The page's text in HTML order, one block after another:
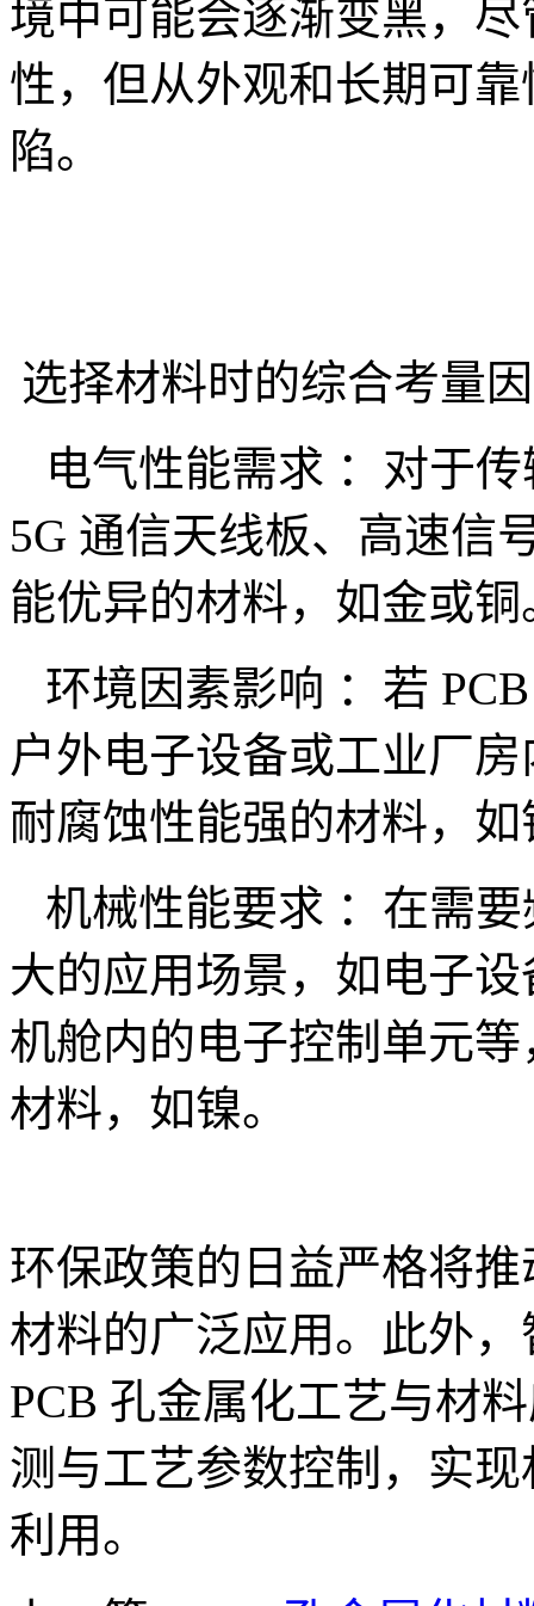
境中可能会逐渐变黑，
性，但从外观和长期可
陷。
选择材料时的综合考量
电气性能需求 ：对于
5G 通信天线板、高速信
能优异的材料，如金或铜
环境因素影响 ：若
户外电子设备或工业厂
耐腐蚀性能强的材料，
机械性能要求 ：在需
大的应用场景，如电子
机舱内的电子控制单元
材料，如镍。
环保政策的日益严格将
材料的广泛应用。此外
PCB 孔金属化工艺与材
测与工艺参数控制，实
利用。